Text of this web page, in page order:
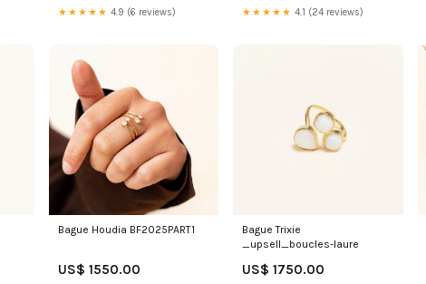
★★★★★ 4.9 (6 reviews) ★★★★★ 4.1 (24 reviews)
Bague Houdia BF2025PART1
US$ 1550.00
Bague Trixie
_upsell_boucles-laure
US$ 1750.00